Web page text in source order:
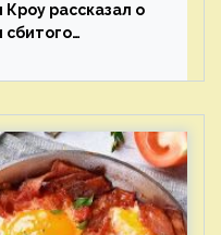
Кроу рассказал о
сбитого